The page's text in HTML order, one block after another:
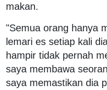
makan.
"Semua orang hanya
lemari es setiap kali
hampir tidak pernah
saya membawa
saya memastikan dia